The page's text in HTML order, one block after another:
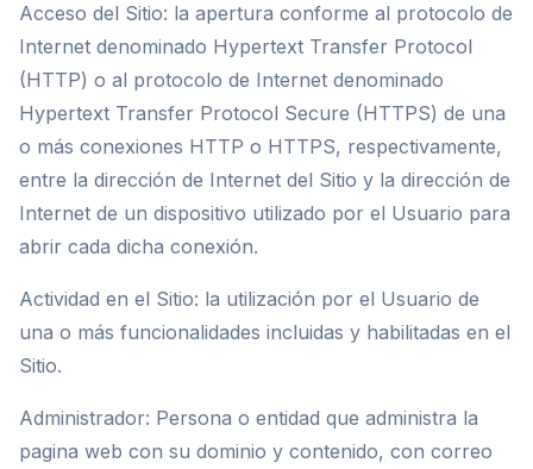
Acceso del Sitio: la apertura conforme al protocolo de
Internet denominado Hypertext Transfer Protocol
(HTTP) o al protocolo de Internet denominado
Hypertext Transfer Protocol Secure (HTTPS) de una
o más conexiones HTTP o HTTPS, respectivamente,
entre la dirección de Internet del Sitio y la dirección de
Internet de un dispositivo utilizado por el Usuario para
abrir cada dicha conexión.
Actividad en el Sitio: la utilización por el Usuario de
una o más funcionalidades incluidas y habilitadas en el
Sitio.
Administrador: Persona o entidad que administra la
pagina web con su dominio y contenido, con correo